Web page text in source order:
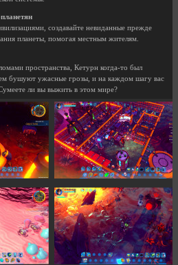
создавайте невиданные прежде
планеты, помогая местным жителям.
пространства, Кетурн когда-то был
бушуют ужасные грозы, и на каждом шагу вас
ли вы выжить в этом мире?